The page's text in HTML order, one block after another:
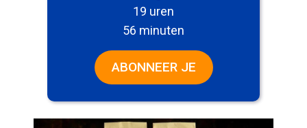
19 uren
56 minuten
ABONNEER JE